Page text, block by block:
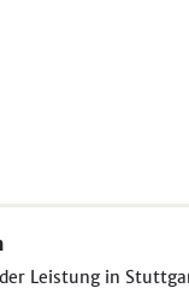
Leistung in